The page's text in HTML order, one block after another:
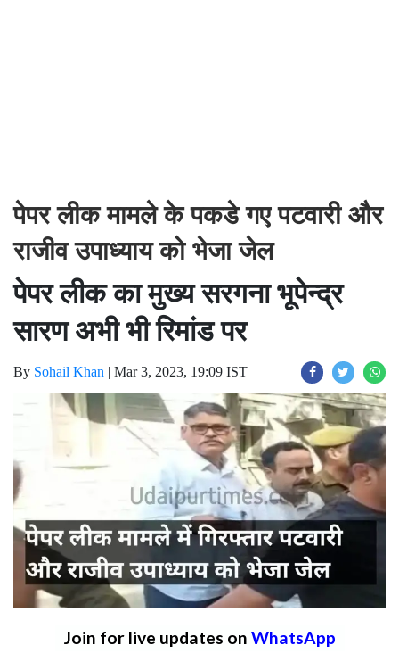
पेपर लीक मामले के पकडे गए पटवारी और
राजीव उपाध्याय को भेजा जेल
पेपर लीक का मुख्य सरगना भूपेन्द्र
सारण अभी भी रिमांड पर
By Sohail Khan | Mar 3, 2023, 19:09 IST
Join for live updates on WhatsApp